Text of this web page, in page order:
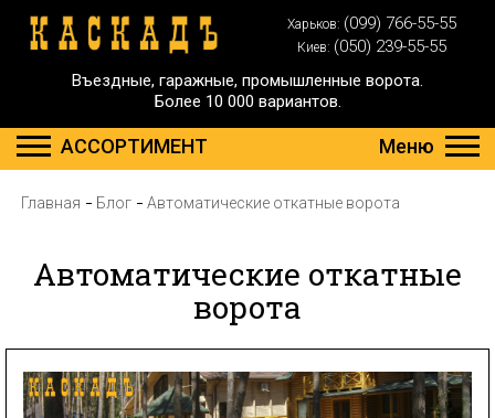
Харьков: (099) 766-55-55
Киев: (050) 239-55-55
Въездные, гаражные, промышленные ворота.
Более 10 000 вариантов.
АССОРТИМЕНТ Меню
Главная Блог Автоматические откатные ворота
Автоматические откатные
ворота